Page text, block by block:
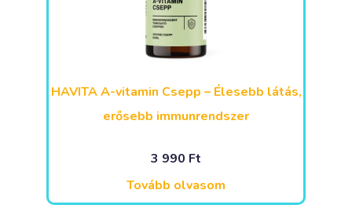
HAVITA A-vitamin Csepp – Élesebb látás,
erősebb immunrendszer
3 990 Ft
Tovább olvasom